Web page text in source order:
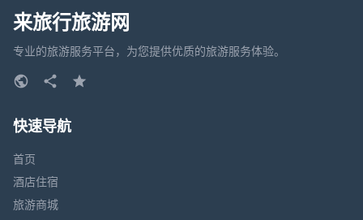
来旅行旅游网
专业的旅游服务平台，为您提供优质的旅游服务体验。
快速导航
首页
酒店住宿
旅游商城